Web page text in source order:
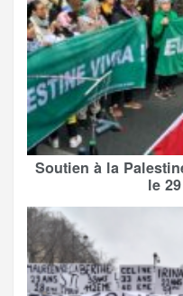
Soutien à la
le